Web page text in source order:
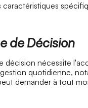
de Décision
décision nécessite
quotidienne,
demander à tout